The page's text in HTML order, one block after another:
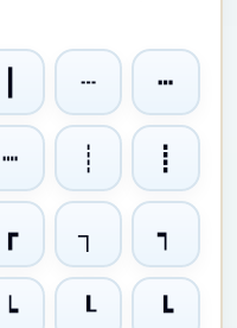
┄ ┅
┉ ┊ ┋
┏ ┐ ┑
┕ ┖ ┗